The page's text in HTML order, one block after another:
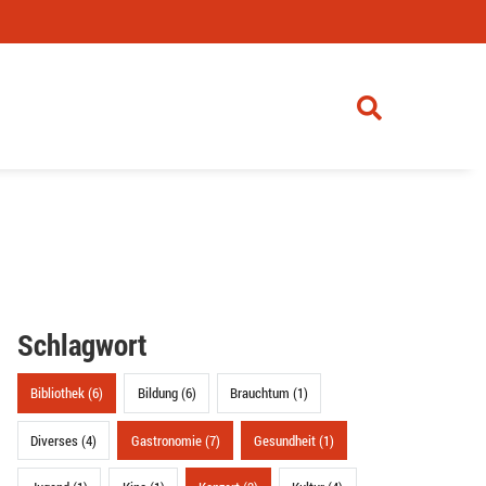
Schlagwort
Bibliothek (6) Bildung (6) Brauchtum (1)
Diverses (4) Gastronomie (7) Gesundheit (1)